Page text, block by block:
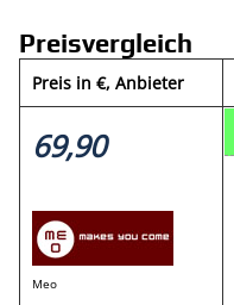
Preisvergleich
Preis in €, Anbieter
69,90
Meo